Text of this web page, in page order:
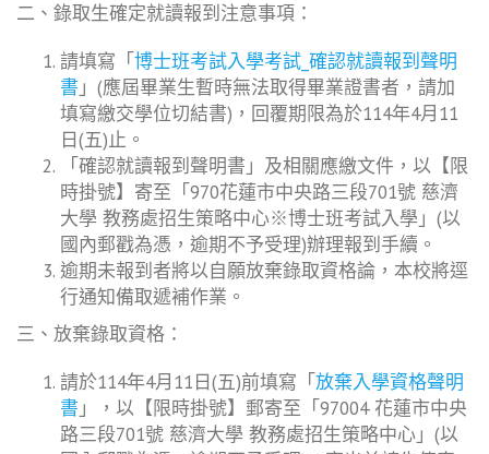
二、錄取生確定就讀報到注意事項：
請填寫「博士班考試入學考試_確認就讀報到聲明
書 」(應屆畢業生暫時無法取得畢業證書者，請加
填寫繳交學位切結書)，回覆期限為於114年4月11
日(五)止。
「確認就讀報到聲明書」及相關應繳文件，以【限
時掛號】寄至「970花蓮市中央路三段701號 慈濟
大學 教務處招生策略中心※博士班考試入學」(以
國內郵戳為憑，逾期不予受理)辦理報到手續。
逾期未報到者將以自願放棄錄取資格論，本校將逕
行通知備取遞補作業。
三、放棄錄取資格：
請於114年4月11日(五)前填寫「放棄入學資格聲明
書 」，以【限時掛號】郵寄至「97004 花蓮市中央
路三段701號 慈濟大學 教務處招生策略中心」(以